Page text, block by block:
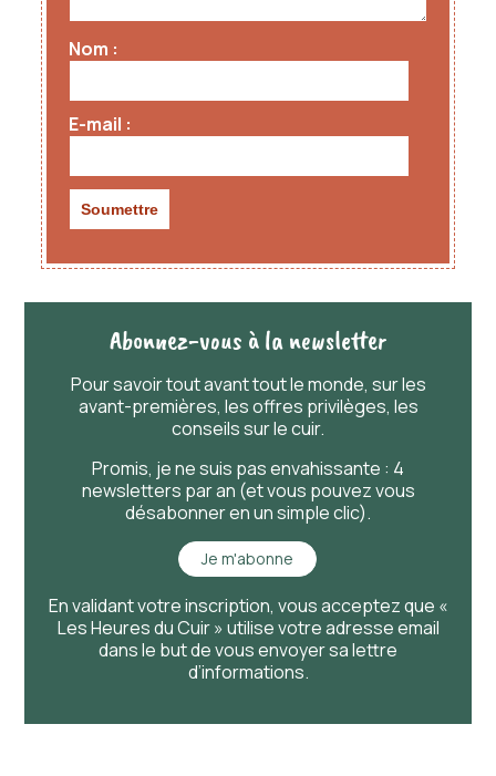
Nom
E-mail
Abonnez-vous à la newsletter
Pour savoirtoutavanttoutle monde, sur les
avant-premières, les offres privilèges, les
conseils sur le cuir.
Promis, je ne suis pas envahissante : 4
newsletters par an (et vous pouvez vous
désabonner en un simple clic).
Je m'abonne
En validant votre inscription, vous acceptez que «
Les Heures du Cuir » utilise votre adresse email
dans le but de vous envoyer sa lettre
d’informations.